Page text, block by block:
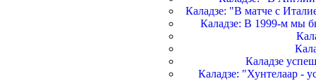
Каладзе: "В матче с
Каладзе: В 1999-м мы
Каладзе
Каладзе: "Хунтелаар -